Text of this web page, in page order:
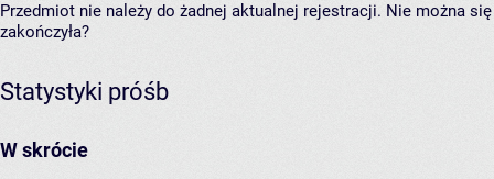
Przedmiot nie należy do żadnej aktualnej rejestracji. Nie można
zakończyła?
Statystyki próśb
W skrócie